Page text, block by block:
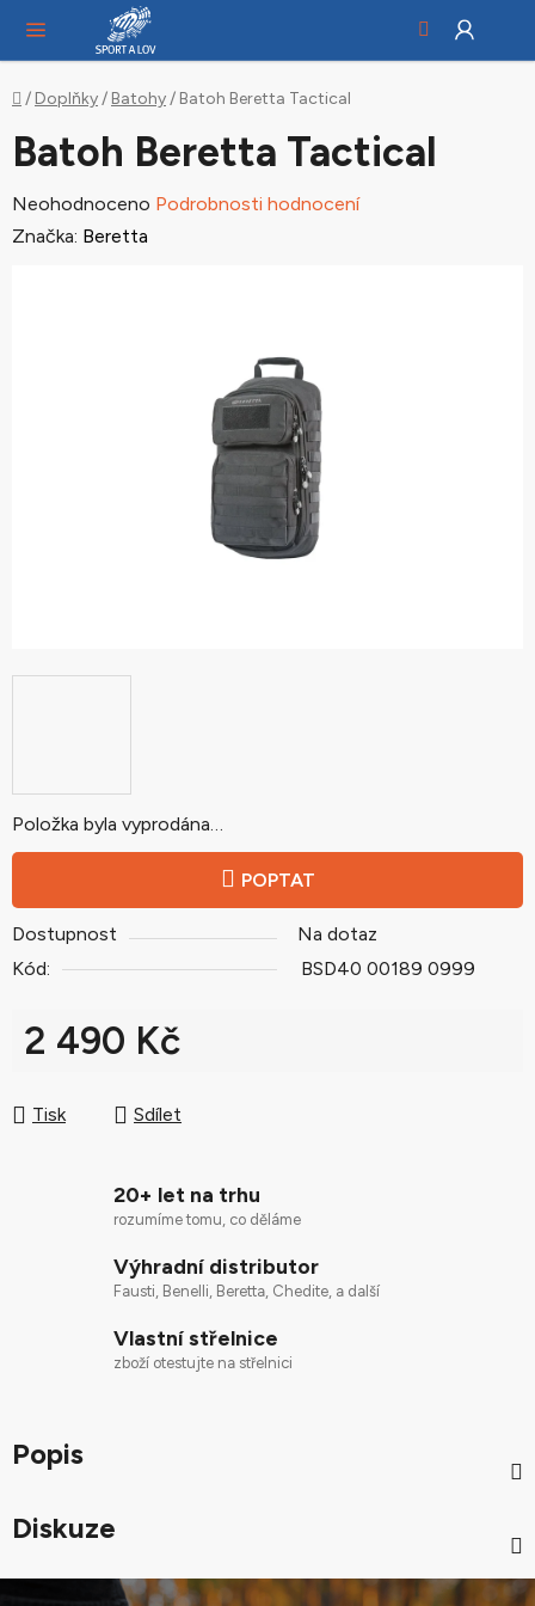
obsah
Domů
/ Doplňky/ Batohy/ Batoh Beretta Tactical
Položka byla vyprodána…
POPTAT
Dostupnost
Na dotaz
Kód:
BSD40 00189 0999
2 490 Kč
Tisk
Sdílet
Batoh Beretta Tactical
Průměrné
hodnocení
Neohodnoceno Podrobnosti hodnocení
Značka: Beretta
20+ let na trhu
rozumíme tomu, co děláme
Výhradní distributor
Fausti, Benelli, Beretta, Chedite, a další
Vlastní střelnice
zboží otestujte na střelnici
Popis
Diskuze